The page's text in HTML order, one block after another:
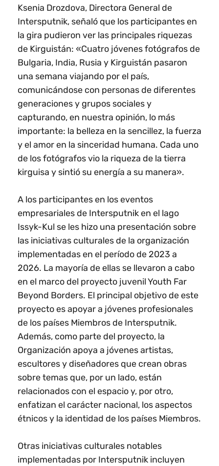
Ksenia Drozdova, Directora General de
Intersputnik, señaló que los participantes en
la gira pudieron ver las principales riquezas
de Kirguistán: «Cuatro jóvenes fotógrafos de
Bulgaria, India, Rusia y Kirguistán pasaron
una semana viajando por el país,
comunicándose con personas de diferentes
generaciones y grupos sociales y
capturando, en nuestra opinión, lo más
importante: la belleza en la sencillez, la fuerza
y el amor en la sinceridad humana. Cada uno
de los fotógrafos vio la riqueza de la tierra
kirguisa y sintió su energía a su manera».
A los participantes en los eventos
empresariales de Intersputnik en el lago
Issyk-Kul se les hizo una presentación sobre
las iniciativas culturales de la organización
implementadas en el período de 2023 a
2026. La mayoría de ellas se llevaron a cabo
en el marco del proyecto juvenil Youth Far
Beyond Borders. El principal objetivo de este
proyecto es apoyar a jóvenes profesionales
de los países Miembros de Intersputnik.
Además, como parte del proyecto, la
Organización apoya a jóvenes artistas,
escultores y diseñadores que crean obras
sobre temas que, por un lado, están
relacionados con el espacio y, por otro,
enfatizan el carácter nacional, los aspectos
étnicos y la identidad de los países Miembros.
Otras iniciativas culturales notables
implementadas por Intersputnik incluyen